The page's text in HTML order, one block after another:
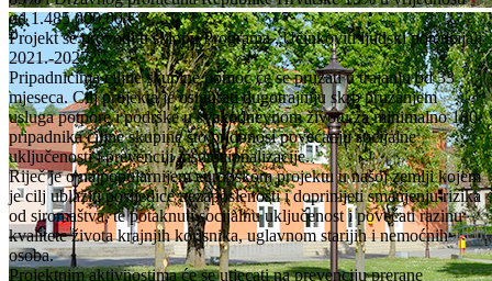
od 1.485.000,00 €
Projekt se provodi u sklopu Programa „Učinkoviti ljudski potencijali
2021.-2027.“
Pripadnicima ciljne skupine pomoć će se pružati utrajanju od 33
mjeseca. Cilj projekta je osigurati dugotrajniju skrb pružanjem
usluga potpore i podrške u svakodnevnom životu za minimalno 180
pripadnika ciljne skupine što pridonosi povećanju socijalne
uključenosti i prevenciji institucionalizacije.
Riječ je o najpopularnijem europskom projektu u našoj zemlji kojem
je cilj ublažiti posljedice nezaposlenosti i doprinijeti smanjenju rizika
od siromaštva, te potaknuti socijalnu uključenost i povećati razinu
kvalitete života krajnjih korisnika, uglavnom starijih i nemoćnih
osoba.
Projektnim aktivnostima će se utjecati na prevenciju prerane